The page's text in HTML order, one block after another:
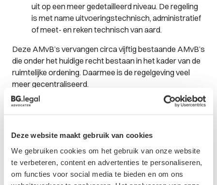
Deze website maakt gebruik van cookies
We gebruiken cookies om het gebruik van onze website
te verbeteren, content en advertenties te personaliseren,
om functies voor social media te bieden en om ons
uit op een meer gedetailleerd niveau. De regeling
is met name uitvoeringstechnisch, administratief
of meet- en reken technisch van aard.
Deze AMvB’s vervangen circa vijftig bestaande AMvB’s
die onder het huidige recht bestaan in het kader van de
ruimtelijke ordening. Daarmee is de regelgeving veel
meer gecentraliseerd.
IV. Tot slot
en de Omgevingsregeling regels bevatten die we al
kennen uit het huidige ruimtelijke ordeningsrecht. Maar
er zal veel gaan veranderen. Omdat niet langer ‘de
goede ruimtelijke ordening’ centraal staat maar de